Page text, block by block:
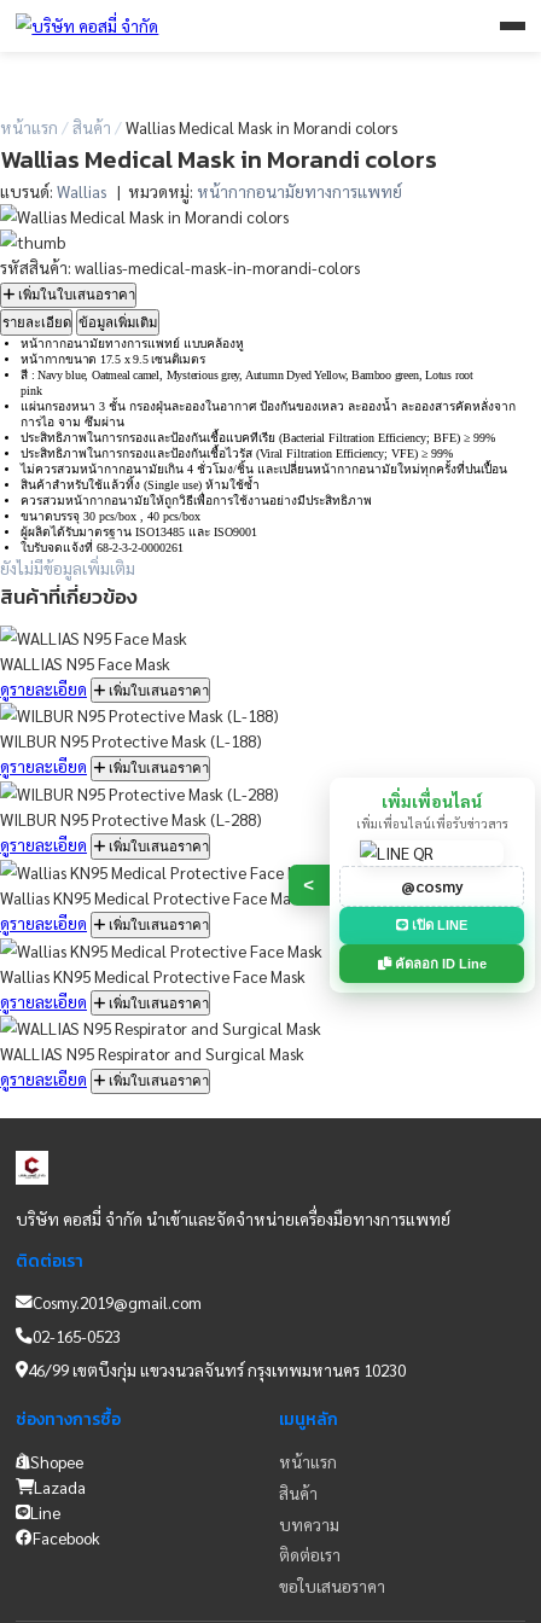
หน้าแรก / สินค้า/Wallias Medical Mask in Morandi colors
Wallias Medical Mask in Morandi colors
แบรนด์:Wallias| หมวดหมู่:หน้ากากอนามัยทางการเเพทย์
รหัสสินค้า: wallias-medical-mask-in-morandi-colors
เพิ่มในใบเสนอราคา
รายละเอียด ข้อมูลเพิ่มเติม
หน้ากากอนามัยทางการแพทย์ แบบคล้องหู
หน้ากากขนาด 17.5 x 9.5 เซนติเมตร
สี : Navy blue, Oatmeal camel, Mysterious grey, Autumn Dyed Yellow, Bamboo green, Lotus
pink
แผ่นกรองหนา 3 ชั้น กรองฝุ่นละอองในอากาศ ป้องกันของเหลว ละอองน้ำ ละอองสา
การไอ จาม ซึมผ่าน
ประสิทธิภาพในการกรองและป้
ประสิทธิภาพในการกรองและป้องกันเชื้อไวรัส (Viral Filtration Efficiency; VFE) ≥ 99%
ไม่ควรสวมหน้ากากอนามัยเกิน 4 ชั่วโมง/ชิ้น และเปลี่ยนหน้ากากอนามัยใหม่ทุกครั้
สินค้าสำหรับใช้แล้วทิ้ง (Single use) ห้ามใช้ซ้ำ
ควรสวมหน้ากากอนามัยให้ถูกวิธีเพื่อการใช้งานอย่างมีประสิทธิภาพ
ขนาดบรรจุ 30 pcs/box , 40 pcs/box
ใบรับจดแจ้งที่ 68-2-3-2-0000261
ยังไม่มีข้อมูลเพิ่มเติม
สินค้าที่เกี่ยวข้อง
WALLIAS N95 Face Mask
ดูรายละเอียด เพิ่มใบเสนอราคา
WILBUR N95 Protective Mask (L-188)
ดูรายละเอียด
เพิ่มใบเสนอราคา
WILBUR N95 Protective Mask (L-288)
ดูรายละเอียด เพิ่มใบเสนอราคา
Wallias KN95 Medical Protective Face Mask
ดูรายละเอียด
เพิ่มใบเสนอราคา
Wallias KN95 Medical Protective Face Mask
ดูรายละเอียด
ดูรายละเอียด
บริษัท คอสมี่ จำกัด นำเข้าและจัดจำหน่ายเครื่องมือทางการแพทย์
ติดต่อเรา
Cosmy.2019@gmail.com
เพิ่มเพื่อน
เพิ่มเพื่อนไลน์เพื่อ